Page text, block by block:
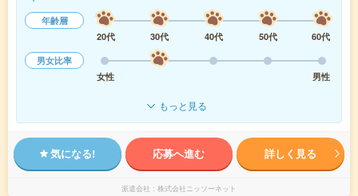
年齢層
20代
30代 40代 50代
60代
男女比率
女性
男性
もっと見る
気になる! 応募へ進む 詳しく見る
派遣会社 株式会社ニッソーネット